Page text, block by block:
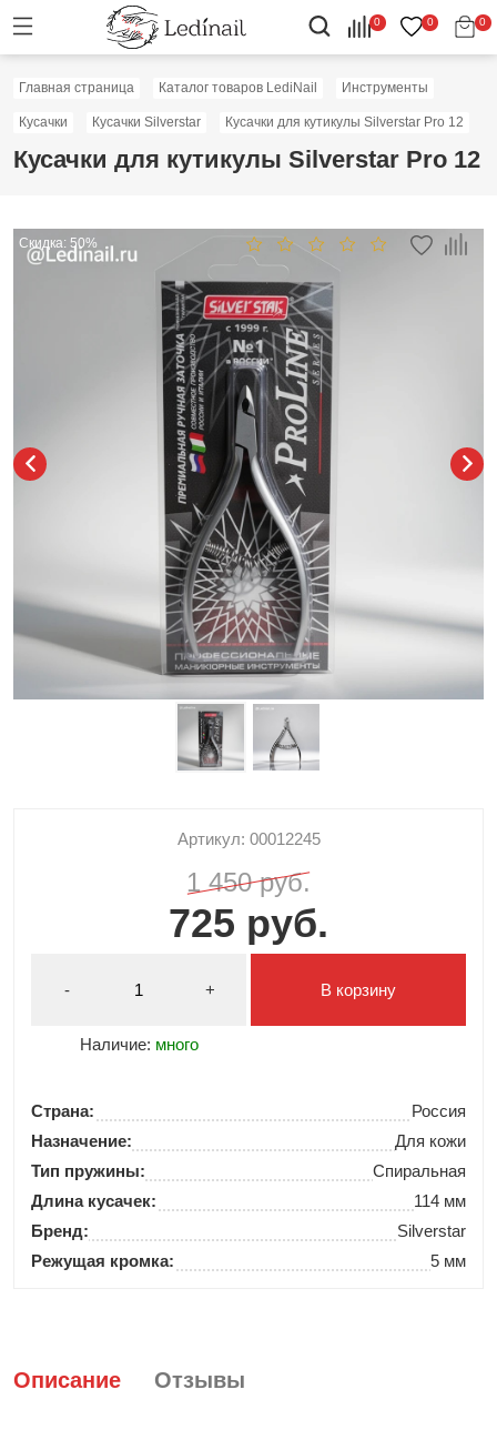
0 0 0
Главная страница Каталог товаров LediNail Инструменты
Кусачки Кусачки Silverstar Кусачки для кутикулы Silverstar Pro 12
Кусачки для кутикулы Silverstar Pro 12
Скидка: 50%
Артикул: 00012245
1 450 руб.
725 руб.
- +
Наличие: много
В корзину
Страна:
Россия
Назначение:
Для кожи
Тип пружины:
Спиральная
Длина кусачек:
114 мм
Бренд:
Silverstar
Режущая кромка:
5 мм
Описание Отзывы